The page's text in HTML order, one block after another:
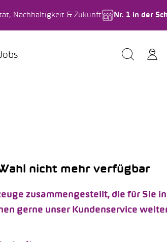
Nachhaltigkeit & Zukunft Nr. 1 in der
nicht mehr verfügbar
zusammengestellt, die für Sie in
gerne unser Kundenservice